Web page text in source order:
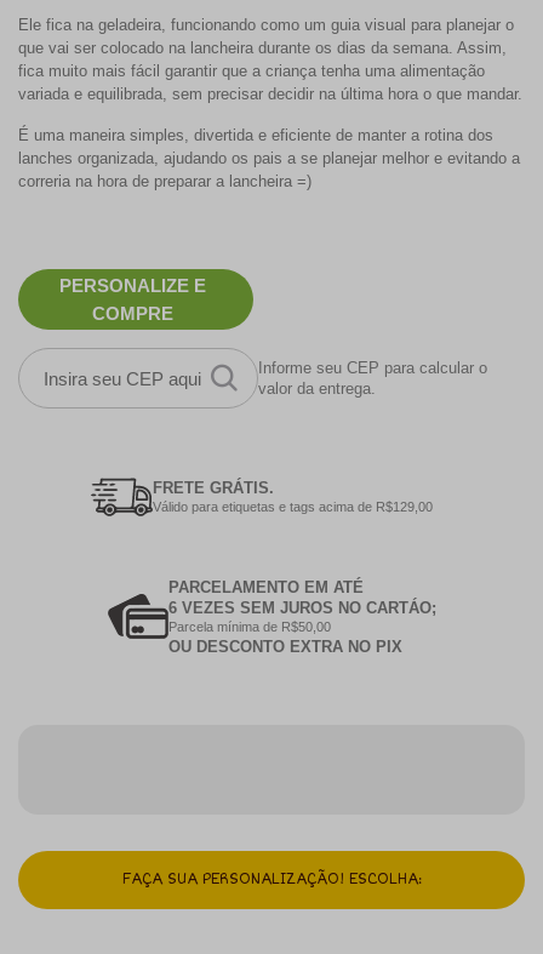
Ele fica na geladeira, funcionando como um guia visual para planejar o
que vai ser colocado na lancheira durante os dias da semana. Assim,
fica muito mais fácil garantir que a criança tenha uma alimentação
variada e equilibrada, sem precisar decidir na última hora o que mandar.
É uma maneira simples, divertida e eficiente de manter a rotina dos
lanches organizada, ajudando os pais a se planejar melhor e evitando a
correria na hora de preparar a lancheira =)
PERSONALIZE E
COMPRE
Informe seu CEP para calcular o
valor da entrega.
FRETE GRÁTIS.
Válido para etiquetas e tags acima de R$129,00
PARCELAMENTO EM ATÉ
6 VEZES SEM JUROS NO CARTÁO;
Parcela mínima de R$50,00
OU DESCONTO EXTRA NO PIX
FAÇA SUA PERSONALIZAÇÃO! ESCOLHA: